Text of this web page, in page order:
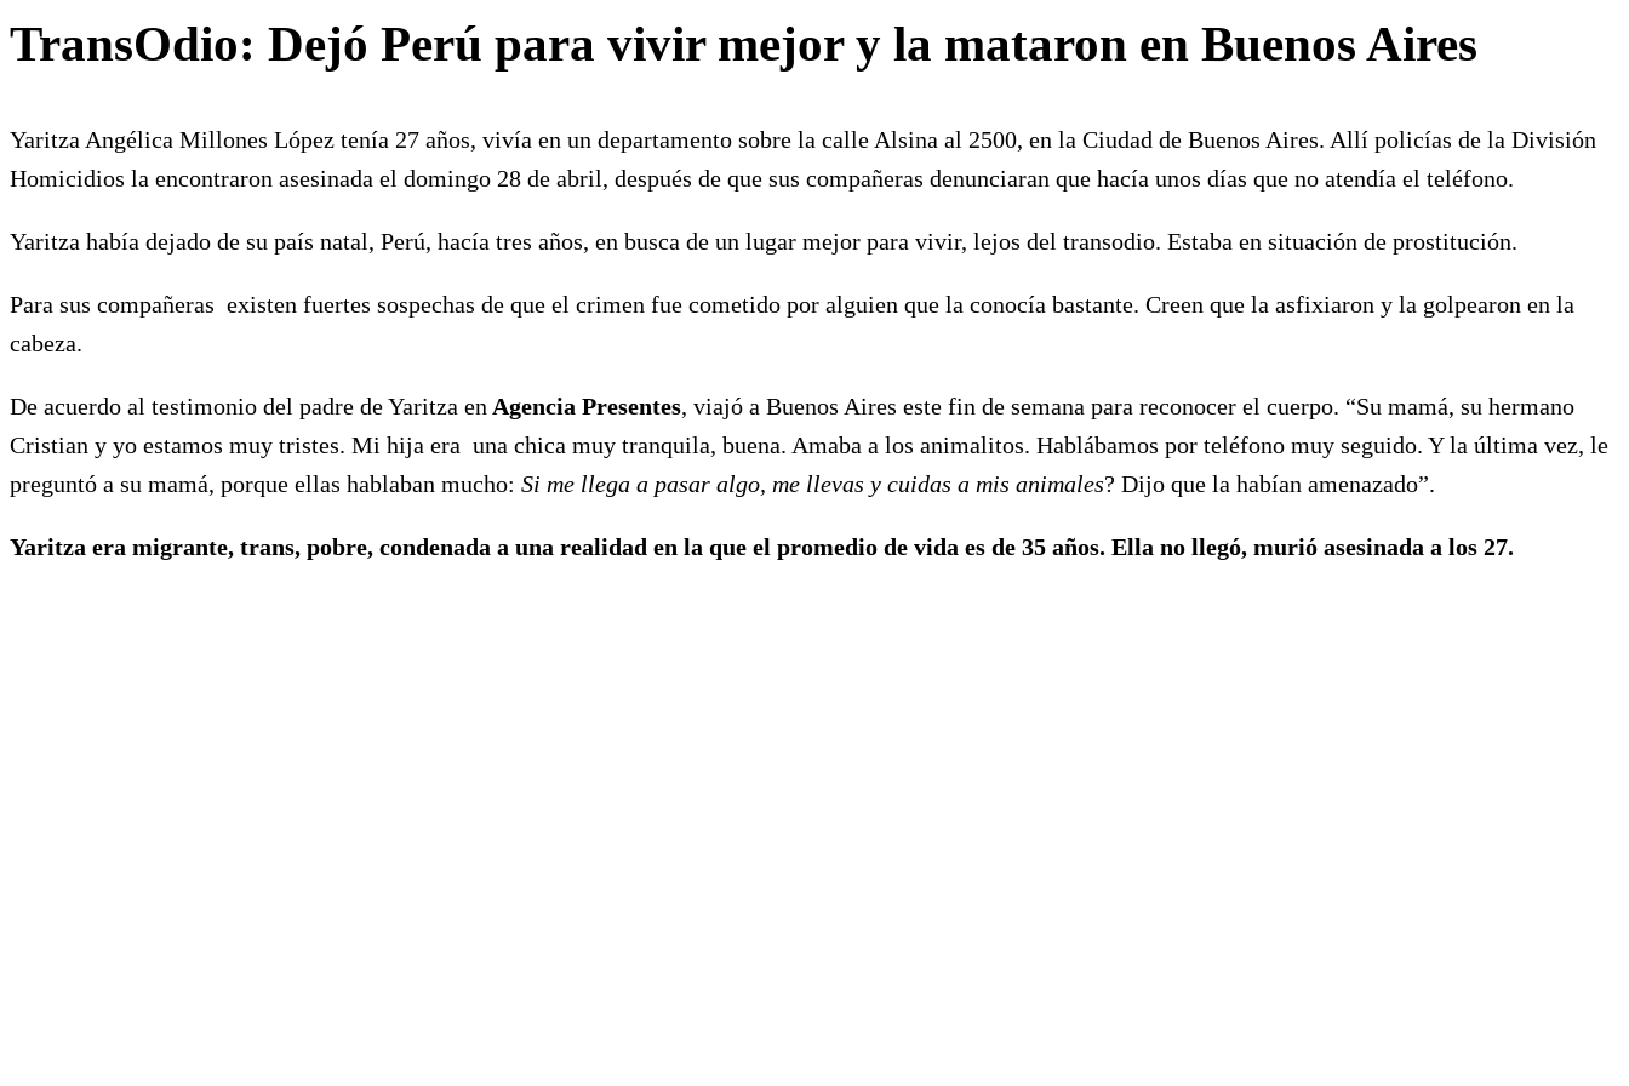
TransOdio: Dejó Perú para vivir mejor y la mataron en Buenos Aires
Yaritza Angélica Millones López tenía 27 años, vivía en un departamento sobre la calle Alsina al 2500, en la Ciudad de Buenos Aires. Allí policías de la División
Homicidios la encontraron asesinada el domingo 28 de abril, después de que sus compañeras denunciaran que hacía unos días que no atendía el teléfono.
Yaritza había dejado de su país natal, Perú, hacía tres años, en busca de un lugar mejor para vivir, lejos del transodio. Estaba en situación de prostitución.
Para sus compañeras existen fuertes sospechas de que el crimen fue cometido por alguien que la conocía bastante. Creen que la asfixiaron y la golpearon en la
cabeza.
De acuerdo al testimonio del padre de Yaritza en Agencia Presentes, viajó a Buenos Aires este fin de semana para reconocer el cuerpo. “Su mamá, su hermano
Cristian y yo estamos muy tristes. Mi hija era una chica muy tranquila, buena. Amaba a los animalitos. Hablábamos por teléfono muy seguido. Y la última vez, le
preguntó a su mamá, porque ellas hablaban mucho: Si me llega a pasar algo, me llevas y cuidas a mis animales? Dijo que la habían amenazado”.
Yaritza era migrante, trans, pobre, condenada a una realidad en la que el promedio de vida es de 35 años. Ella no llegó, murió asesinada a los 27.